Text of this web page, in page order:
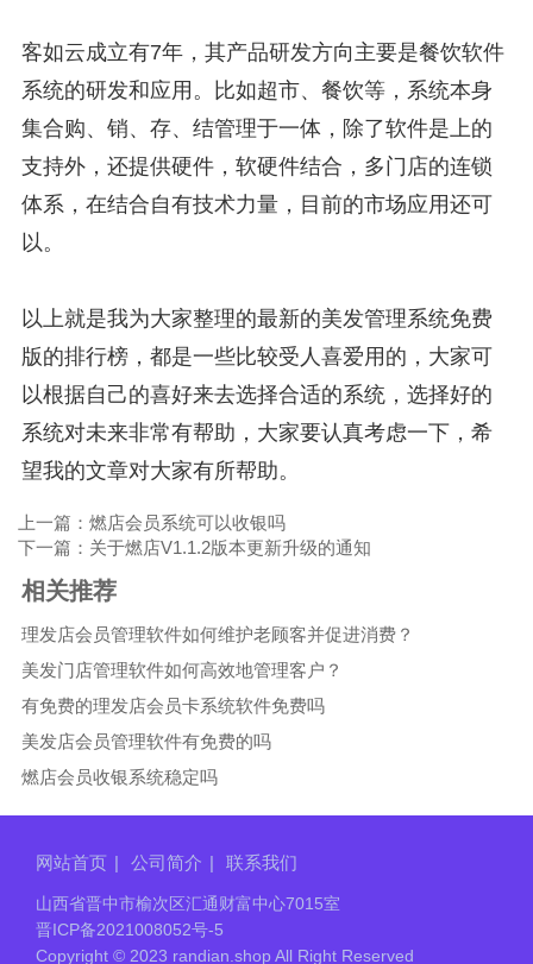
客如云成立有7年，其产品研发方向主要是餐饮软件
系统的研发和应用。比如超市、餐饮等，系统本身
集合购、销、存、结管理于一体，除了软件是上的
支持外，还提供硬件，软硬件结合，多门店的连锁
体系，在结合自有技术力量，目前的市场应用还可
以。
以上就是我为大家整理的最新的美发管理系统免费
版的排行榜，都是一些比较受人喜爱用的，大家可
以根据自己的喜好来去选择合适的系统，选择好的
系统对未来非常有帮助，大家要认真考虑一下，希
望我的文章对大家有所帮助。
上一篇：燃店会员系统可以收银吗
下一篇：关于燃店V1.1.2版本更新升级的通知
相关推荐
理发店会员管理软件如何维护老顾客并促进消费？
美发门店管理软件如何高效地管理客户？
有免费的理发店会员卡系统软件免费吗
美发店会员管理软件有免费的吗
燃店会员收银系统稳定吗
网站首页 | 公司简介 | 联系我们
山西省晋中市榆次区汇通财富中心7015室
晋ICP备2021008052号-5
Copyright © 2023 randian.shop All Right Reserved